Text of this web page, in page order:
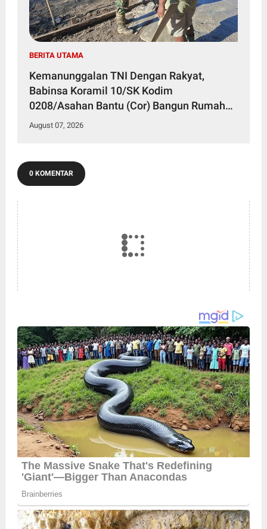
BERITA UTAMA
Kemanunggalan TNI Dengan Rakyat,
Babinsa Koramil 10/SK Kodim
0208/Asahan Bantu (Cor) Bangun Rumah
Warga
August 07, 2026
0 KOMENTAR